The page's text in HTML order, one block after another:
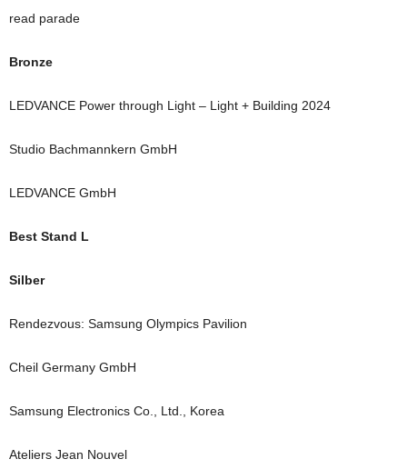
read parade
Bronze
LEDVANCE Power through Light – Light + Building 2024
Studio Bachmannkern GmbH
LEDVANCE GmbH
Best Stand L
Silber
Rendezvous: Samsung Olympics Pavilion
Cheil Germany GmbH
Samsung Electronics Co., Ltd., Korea
Ateliers Jean Nouvel